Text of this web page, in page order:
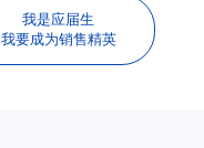
我是应届生
我要成为销售精英